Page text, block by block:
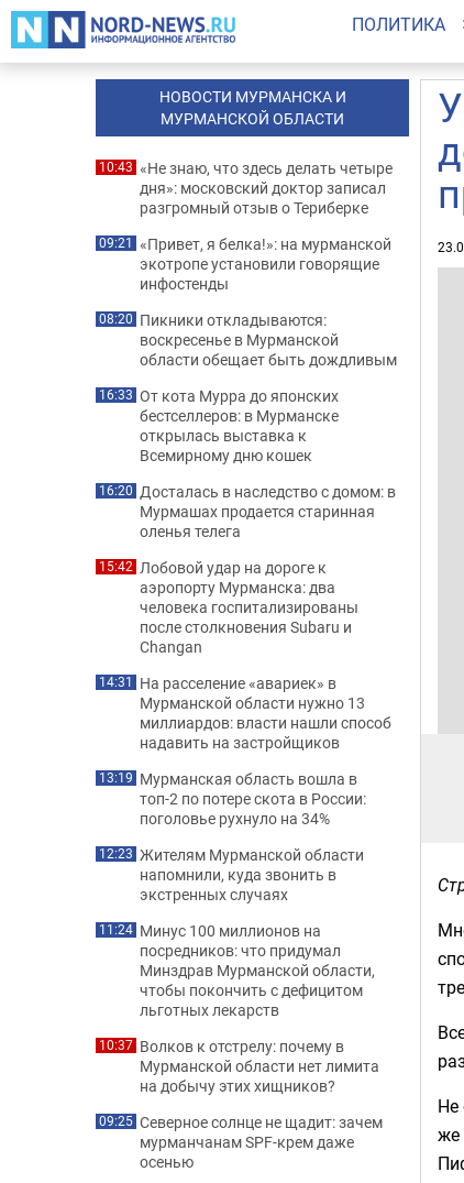
ПОЛИТИКА
Не
же
НОВОСТИ МУРМАНСКА И
МУРМАНСКОЙ ОБЛАСТИ
10:43 «Не знаю, что здесь делать четыре
дня»: московский доктор записал
разгромный отзыв о Териберке
09:21 «Привет, я белка!»: на мурманской
экотропе установили говорящие
инфостенды
08:20 Пикники откладываются:
воскресенье в Мурманской
области обещает быть дождливым
16:33 От кота Мурра до японских
бестселлеров: в Мурманске
открылась выставка к
Всемирному дню кошек
16:20 Досталась в наследство с домом: в
Мурмашах продается старинная
оленья телега
15:42 Лобовой удар на дороге к
аэропорту Мурманска: два
человека госпитализированы
после столкновения Subaru и
Changan
14:31 На расселение «авариек» в
Мурманской области нужно 13
миллиардов: власти нашли способ
надавить на застройщиков
13:19 Мурманская область вошла в
топ-2 по потере скота в России:
поголовье рухнуло на 34%
12:23 Жителям Мурманской области
напомнили, куда звонить в
экстренных случаях
11:24 Минус 100 миллионов на
посредников: что придумал
Минздрав Мурманской области,
чтобы покончить с дефицитом
льготных лекарств
10:37 Волков к отстрелу: почему в
Мурманской области нет лимита
на добычу этих хищников?
09:25 Северное солнце не щадит: зачем
мурманчанам SPF-крем даже
осенью